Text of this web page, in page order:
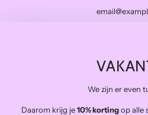
Kwaliteitsstoffen die lang
Veilig
Snelle
We zijn er even
Daarom krijg je10% kortingop alle